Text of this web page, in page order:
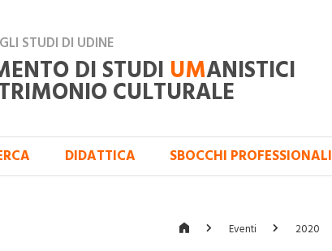
STUDI DI UDINE
DI STUDI UMANISTICI
CULTURALE
DIDATTICA SBOCCHI PROFESSIONALI
Eventi 2020